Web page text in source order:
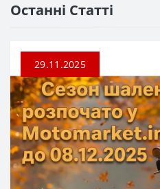
Останні Статті
29.11.2025